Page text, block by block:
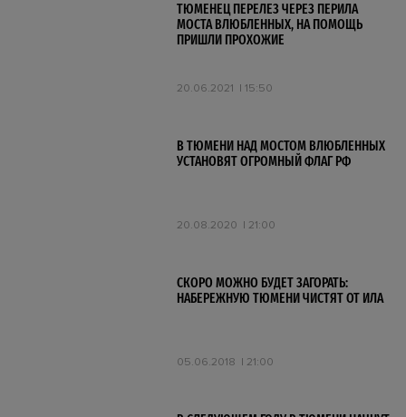
ТЮМЕНЕЦ ПЕРЕЛЕЗ ЧЕРЕЗ ПЕРИЛА
МОСТА ВЛЮБЛЕННЫХ, НА ПОМОЩЬ
ПРИШЛИ ПРОХОЖИЕ
20.06.2021 15:50
В ТЮМЕНИ НАД МОСТОМ ВЛЮБЛЕННЫХ
УСТАНОВЯТ ОГРОМНЫЙ ФЛАГ РФ
20.08.2020 21:00
СКОРО МОЖНО БУДЕТ ЗАГОРАТЬ:
НАБЕРЕЖНУЮ ТЮМЕНИ ЧИСТЯТ ОТ ИЛА
05.06.2018 21:00